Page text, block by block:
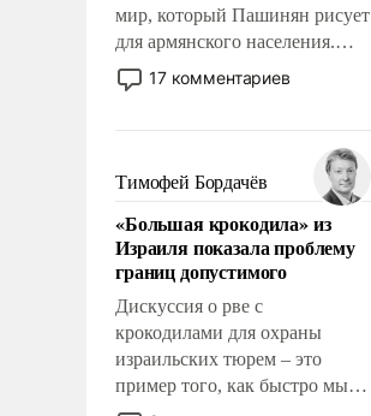
мир, который Пашинян рисует
для армянского населения.
Мир, где политические
прожекты будут безусловно
налогоплательщиков и где
Еревану за свои поступки не
нужно отвечать.
17 комментариев
Тимофей Бордачёв
«Большая крокодила» из
Израиля показала проблему
границ допустимого
Дискуссия о рве с
крокодилами для охраны
израильских тюрем – это
пример того, как быстро мы
двигаемся по пути